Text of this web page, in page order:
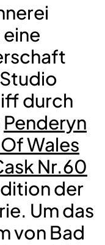
durch
Penderyn
Wales
Nr.60
der
Um das
von Bad